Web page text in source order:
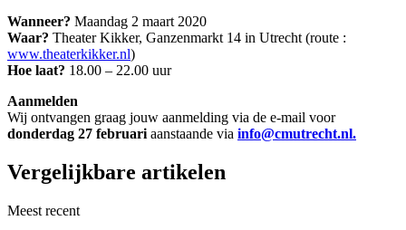
Wanneer? Maandag 2 maart 2020
Waar? Theater Kikker, Ganzenmarkt 14 in Utrecht (route :
www.theaterkikker.nl)
Hoe laat? 18.00 – 22.00 uur
Aanmelden
Wij ontvangen graag jouw aanmelding via de e-mail voor
donderdag 27 februari aanstaande via info@cmutrecht.nl.
Vergelijkbare artikelen
Meest recent